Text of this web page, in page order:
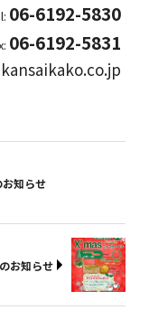
06-6192-5830
06-6192-5831
お知らせ
お知らせ